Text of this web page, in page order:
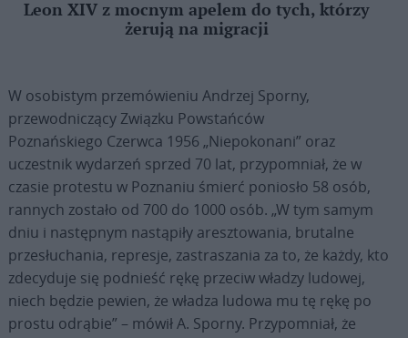
Leon XIV z mocnym apelem do tych, którzy
żerują na migracji
W osobistym przemówieniu Andrzej Sporny,
przewodniczący Związku Powstańców
Poznańskiego Czerwca 1956 „Niepokonani” oraz
uczestnik wydarzeń sprzed 70 lat, przypomniał, że w
czasie protestu w Poznaniu śmierć poniosło 58 osób,
rannych zostało od 700 do 1000 osób. „W tym samym
dniu i następnym nastąpiły aresztowania, brutalne
przesłuchania, represje, zastraszania za to, że każdy, kto
zdecyduje się podnieść rękę przeciw władzy ludowej,
niech będzie pewien, że władza ludowa mu tę rękę po
prostu odrąbie” – mówił A. Sporny. Przypomniał, że